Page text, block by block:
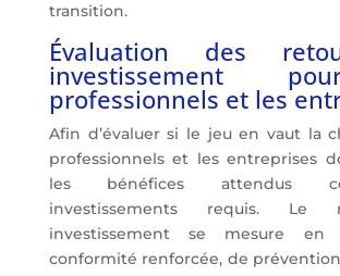
transition.
Évaluation des
investissement
professionnels et les
Afin d’évaluer si le jeu en vaut la
professionnels et les entreprises
les bénéfices attendus
investissements requis. Le
investissement se mesure en
conformité renforcée, de